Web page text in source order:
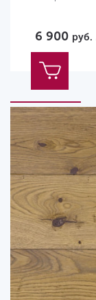
6 900 руб.